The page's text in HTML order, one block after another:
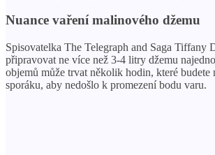
Nuance vaření malinového džemu
Spisovatelka The Telegraph and Saga Tiffany
připravovat ne více než 3-4 litry džemu
objemů může trvat několik hodin, které budete
sporáku, aby nedošlo k promezení bodu varu.